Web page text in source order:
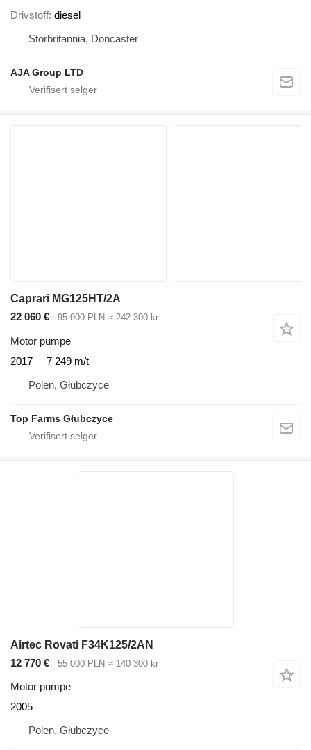
Drivstoff diesel
Storbritannia, Doncaster
AJA Group LTD
Caprari MG125HT/2A
22 060 €
95 000 PLN ≈ 242 300 kr
Motor pumpe
2017
7 249 m/t
Polen, Głubczyce
Top Farms Głubczyce
Airtec Rovati F34K125/2AN
12 770 €
55 000 PLN ≈ 140 300 kr
Motor pumpe
2005
Polen, Głubczyce